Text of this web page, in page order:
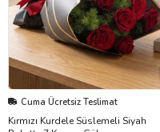
Cuma Ücretsiz Teslimat
Kırmızı Kurdele Süslemeli Siyah